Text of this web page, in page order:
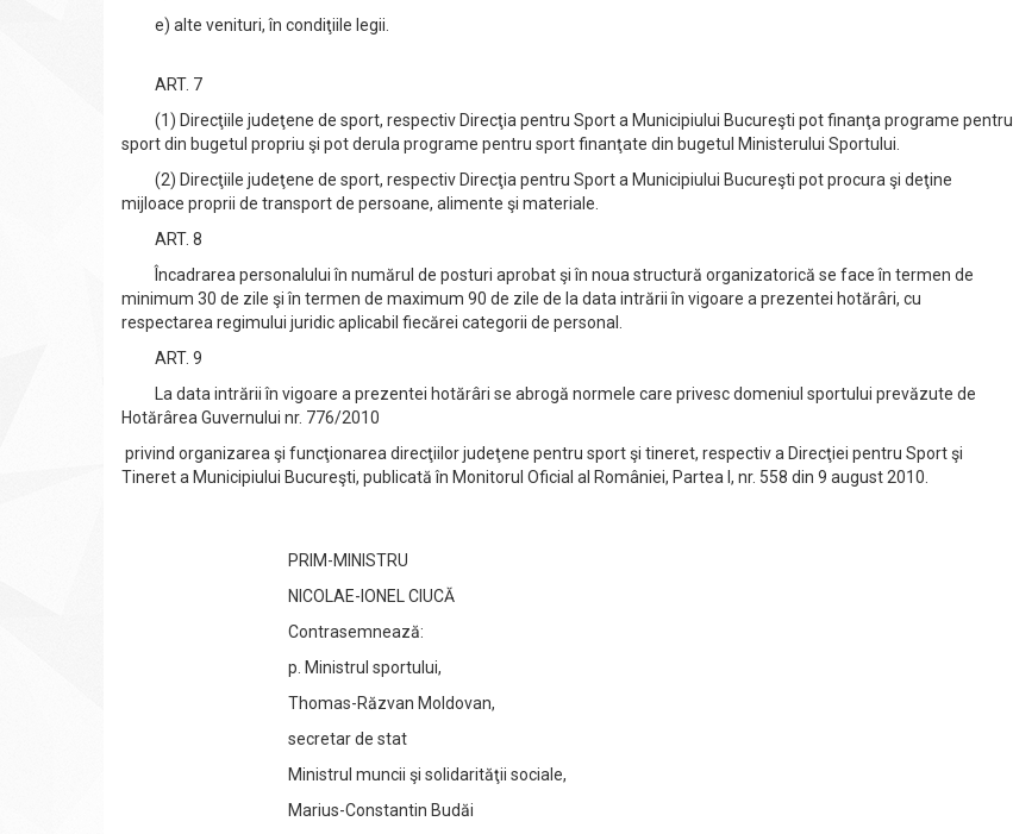
e) alte venituri, în condiţiile legii.
ART. 7
(1) Direcţiile judeţene de sport, respectiv Direcţia pentru Sport a Municipiului Bucureşti pot finanţa programe pentru
sport din bugetul propriu şi pot derula programe pentru sport finanţate din bugetul Ministerului Sportului.
(2) Direcţiile judeţene de sport, respectiv Direcţia pentru Sport a Municipiului Bucureşti pot procura şi deţine
mijloace proprii de transport de persoane, alimente şi materiale.
ART. 8
Încadrarea personalului în numărul de posturi aprobat şi în noua structură organizatorică se face în termen de
minimum 30 de zile şi în termen de maximum 90 de zile de la data intrării în vigoare a prezentei hotărâri, cu
respectarea regimului juridic aplicabil fiecărei categorii de personal.
ART. 9
La data intrării în vigoare a prezentei hotărâri se abrogă normele care privesc domeniul sportului prevăzute de
Hotărârea Guvernului nr. 776/2010
privind organizarea şi funcţionarea direcţiilor judeţene pentru sport şi tineret, respectiv a Direcţiei pentru Sport şi
Tineret a Municipiului Bucureşti, publicată în Monitorul Oficial al României, Partea I, nr. 558 din 9 august 2010.
PRIM-MINISTRU
NICOLAE-IONEL CIUCĂ
Contrasemnează:
p. Ministrul sportului,
Thomas-Răzvan Moldovan,
secretar de stat
Ministrul muncii şi solidarităţii sociale,
Marius-Constantin Budăi